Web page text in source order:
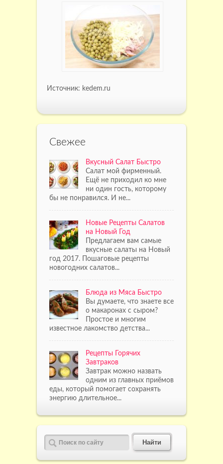
Источник: kedem.ru
Свежее
Вкусный Салат Быстро
Салат мой фирменный.
Ещё не приходил ко мне
ни один гость, которому
бы не понравился. И не...
Новые Рецепты Салатов
на Новый Год
Предлагаем вам самые
вкусные салаты на Новый
год 2017. Пошаговые рецепты
новогодних салатов...
Блюда из Мяса Быстро
Вы думаете, что знаете все
о макаронах с сыром?
Простое и многим
известное лакомство детства...
Рецепты Горячих
Завтраков
Завтрак можно назвать
одним из главных приёмов
еды, который помогает сохранять
энергию длительное...